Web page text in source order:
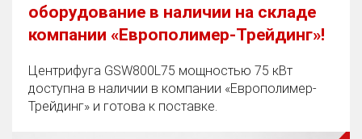
оборудование в наличии на складе
компании «Европолимер-Трейдинг»!
Центрифуга GSW800L75 мощностью 75 кВт
доступна в наличии в компании «Европолимер-
Трейдинг» и готова к поставке.